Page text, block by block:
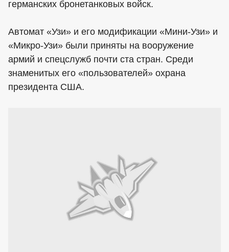
германских бронетанковых войск.
Автомат «Узи» и его модификации «Мини-Узи» и
«Микро-Узи» были приняты на вооружение
армий и спецслужб почти ста стран. Среди
знаменитых его «пользователей» охрана
президента США.